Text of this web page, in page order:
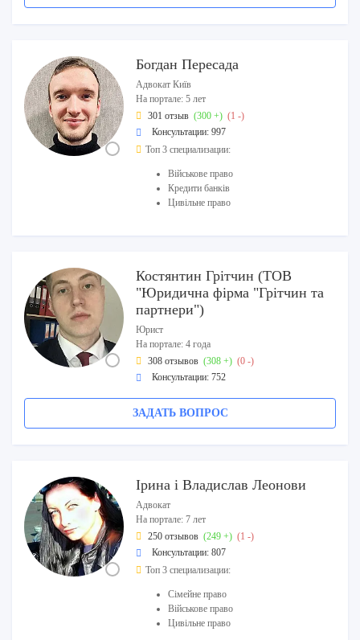
Богдан Пересада
Адвокат Київ
На портале: 5 лет
301 отзыв (300 +) (1 -)
Консультации: 997
Топ 3 специализации:
Військове право
Кредити банків
Цивільне право
Костянтин Грітчин (ТОВ
"Юридична фірма "Грітчин та
партнери")
Юрист
На портале: 4 года
308 отзывов (308 +) (0 -)
Консультации: 752
ЗАДАТЬ ВОПРОС
Ірина і Владислав Леонови
Адвокат
На портале: 7 лет
250 отзывов (249 +) (1 -)
Консультации: 807
Топ 3 специализации:
Сімейне право
Військове право
Цивільне право